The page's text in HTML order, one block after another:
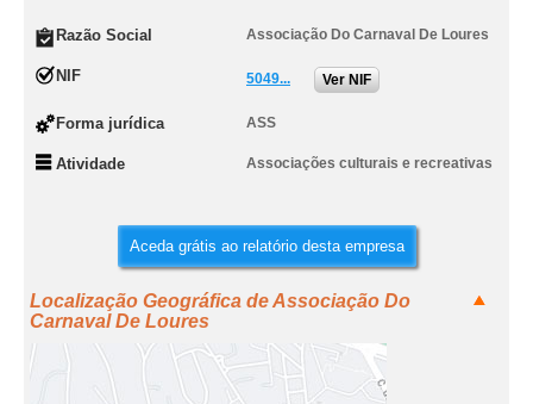
Razão Social Associação Do Carnaval De Loures
NIF 5049... Ver NIF
Forma jurídica ASS
Atividade Associações culturais e recreativas
Aceda grátis ao relatório desta empresa
Localização Geográfica de Associação Do
Carnaval De Loures